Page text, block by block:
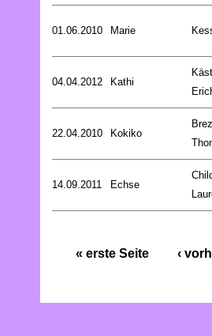
01.06.2010 Marie
04.04.2012 Kathi
22.04.2010 Kokiko
14.09.2011 Echse
« erste Seite ‹